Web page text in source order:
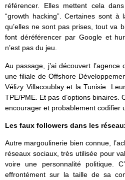
référencer. Elles mettent cela
“growth hacking”. Certaines sont à
qu’elles ne sont pas prises, tout va
font déréférencer par Google et
n’est pas du jeu.
Au passage, j’ai découvert l’agence
une filiale de Offshore
Vélizy Villacoublay et la Tunisie.
TPE/PME. Et pas d’options binaires.
encourager et probablement codifier
Les faux followers dans les
Autre margoulinerie bien connue,
réseaux sociaux, très utilisée pour
voire une personnalité politique.
effrontément sur la taille de sa